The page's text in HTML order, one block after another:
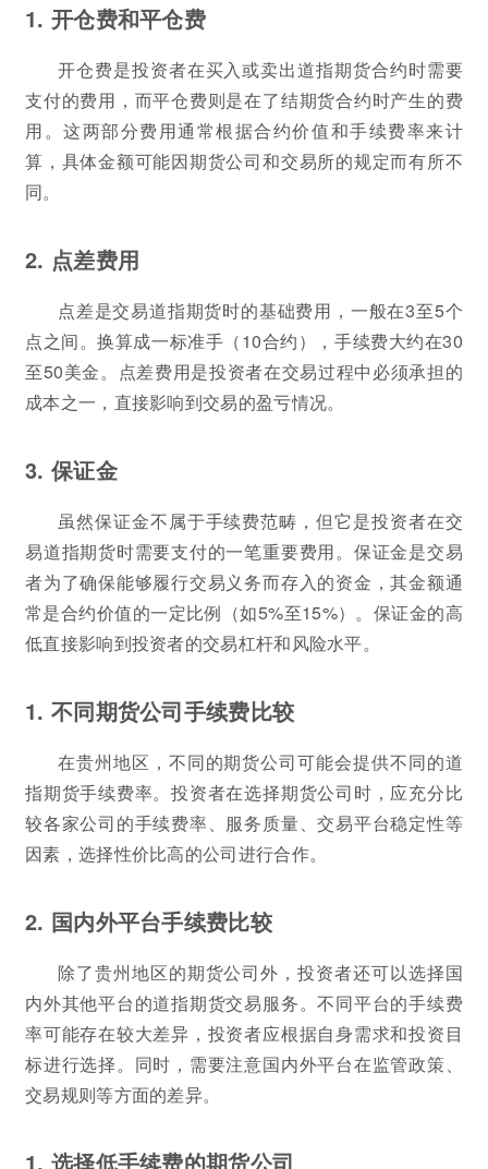
1. 开仓费和平仓费
开仓费是投资者在买入或卖出道指期货合约时需要
支付的费用，而平仓费则是在了结期货合约时产生的费
用。这两部分费用通常根据合约价值和手续费率来计
算，具体金额可能因期货公司和交易所的规定而有所不
同。
2. 点差费用
点差是交易道指期货时的基础费用，一般在3至5个
点之间。换算成一标准手（10合约），手续费大约在30
至50美金。点差费用是投资者在交易过程中必须承担的
成本之一，直接影响到交易的盈亏情况。
3. 保证金
虽然保证金不属于手续费范畴，但它是投资者在交
易道指期货时需要支付的一笔重要费用。保证金是交易
者为了确保能够履行交易义务而存入的资金，其金额通
常是合约价值的一定比例（如5%至15%）。保证金的高
低直接影响到投资者的交易杠杆和风险水平。
1. 不同期货公司手续费比较
在贵州地区，不同的期货公司可能会提供不同的道
指期货手续费率。投资者在选择期货公司时，应充分比
较各家公司的手续费率、服务质量、交易平台稳定性等
因素，选择性价比高的公司进行合作。
2. 国内外平台手续费比较
除了贵州地区的期货公司外，投资者还可以选择国
内外其他平台的道指期货交易服务。不同平台的手续费
率可能存在较大差异，投资者应根据自身需求和投资目
标进行选择。同时，需要注意国内外平台在监管政策、
交易规则等方面的差异。
1. 选择低手续费的期货公司